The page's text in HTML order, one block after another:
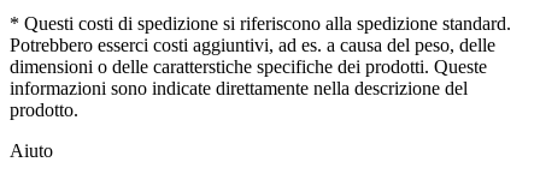
* Questi costi di spedizione si riferiscono alla spedizione standard.
Potrebbero esserci costi aggiuntivi, ad es. a causa del peso, delle
dimensioni o delle caratterstiche specifiche dei prodotti. Queste
informazioni sono indicate direttamente nella descrizione del
prodotto.
Aiuto